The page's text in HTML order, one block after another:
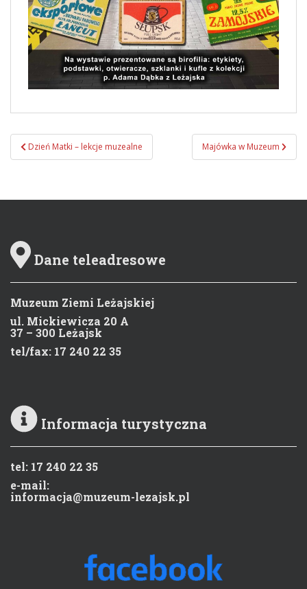
Zobacz wpisy
Dzień Matki – lekcje muzealne Majówka w Muzeum
Dane teleadresowe
Muzeum Ziemi Leżajskiej
ul. Mickiewicza 20 A
37 – 300 Leżajsk
tel/fax: 17 240 22 35
Informacja turystyczna
tel: 17 240 22 35
e-mail:
informacja@muzeum-lezajsk.pl